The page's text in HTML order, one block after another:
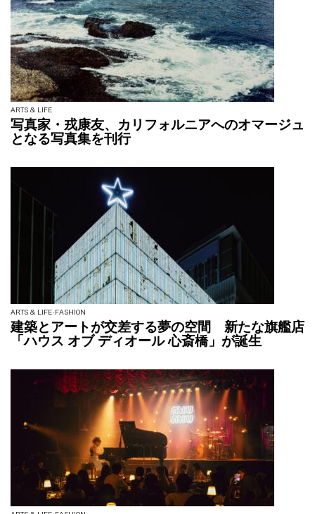
ARTS & LIFE
写真家・戎康友、カリフォルニアへのオマージュ
となる写真集を刊行
ARTS & LIFE FASHION
建築とアートが交差する夢の空間 新たな旗艦店
「ハウス オブ ディオール 心斎橋」が誕生